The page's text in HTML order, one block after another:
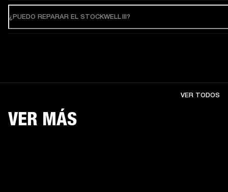
¿PUEDO REPARAR EL STOCKWELL III?
VER MÁS
VER TODOS